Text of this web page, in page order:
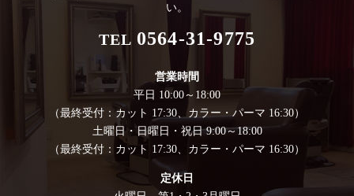
い。
TEL 0564-31-9775
営業時間
平日 10:00～18:00
（最終受付：カット 17:30、カラー・パーマ 16:30）
土曜日・日曜日・祝日 9:00～18:00
（最終受付：カット 17:30、カラー・パーマ 16:30）
定休日